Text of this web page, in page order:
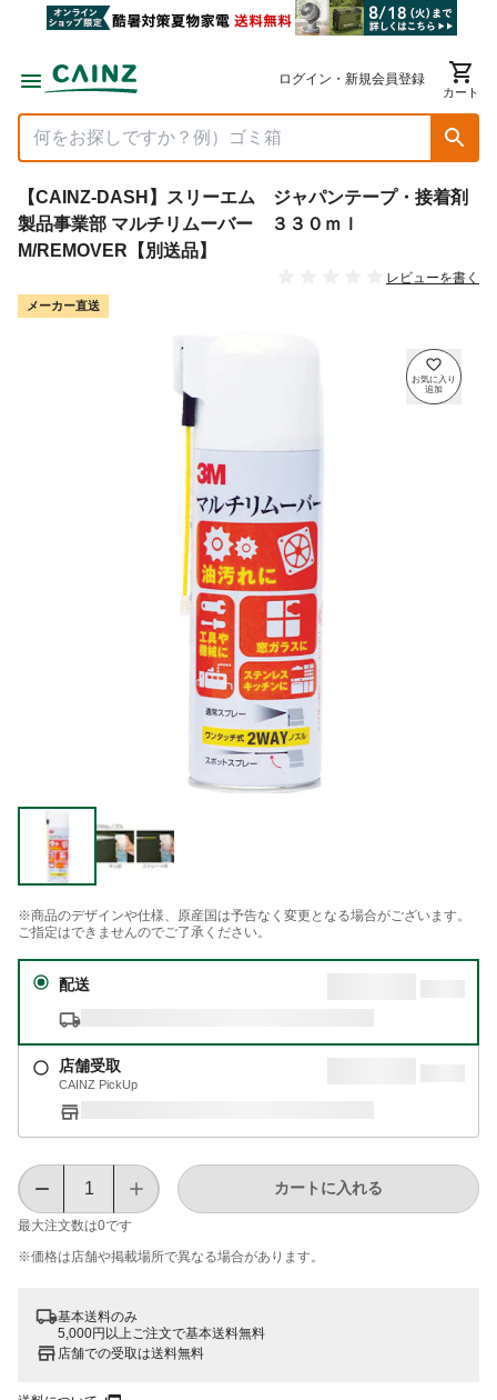
ログイン・新規会員登録
カート
【CAINZ-DASH】スリーエム ジャパンテープ・接着剤
製品事業部 マルチリムーバー ３３０ｍｌ
M/REMOVER【別送品】
レビューを書く
メーカー直送
※商品のデザインや仕様、原産国は予告なく変更となる場合がございます。
ご指定はできませんのでご了承ください。
配送
店舗受取
CAINZ PickUp
最大注文数は0です
カートに入れる
※価格は​店舗や​掲載場所で​異なる​場合が​あります。
基本送料のみ
5,000円以上ご注文で基本送料無料
店舗での受取は送料無料